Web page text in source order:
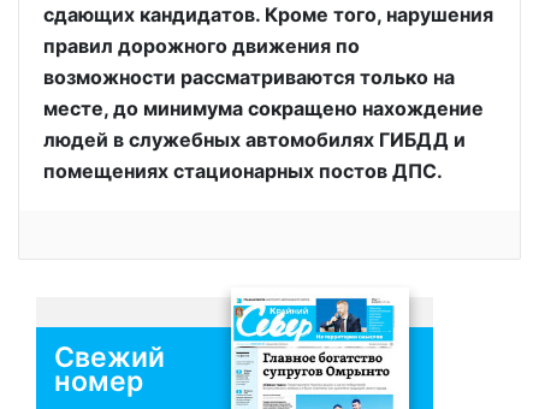
сдающих кандидатов. Кроме того, нарушения
правил дорожного движения по
возможности рассматриваются только на
месте, до минимума сокращено нахождение
людей в служебных автомобилях ГИБДД и
помещениях стационарных постов ДПС.
Свежий
номер